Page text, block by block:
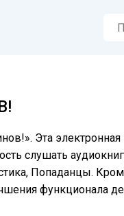
Эта электронная
слушать
Попаданцы.
функционала